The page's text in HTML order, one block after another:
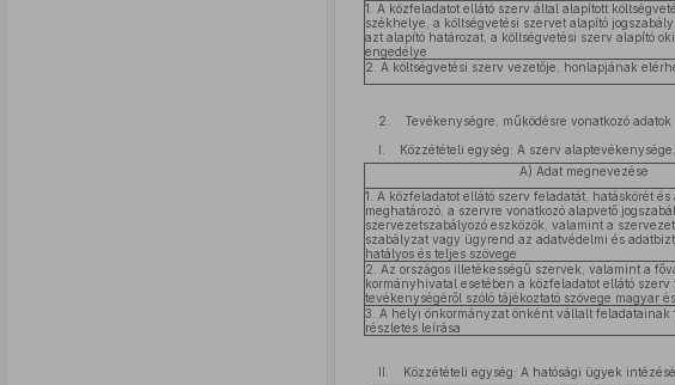
1. A közfeladatot ellátó szerv által alapított
székhelye, a költségvetési szervet alapító
azt alapító határozat, a költségvetési szerv alapító
engedélye
2. A költségvetési szerv vezetője, honlapjának
2. Tevékenységre, működésre vonatkozó adatok
I. Közzétételi egység: A szerv
A) Adat megnevezése
1. A közfeladatot ellátó szerv feladatát, hatáskörét
meghatározó, a szervre vonatkozó alapvető
szervezetszabályozó eszközök, valamint a
szabályzat vagy ügyrend az adatvédelmi és
hatályos és teljes szövege
2. Az országos illetékességű szervek, valamint a
kormányhivatal esetében a közfeladatot ellátó szerv
tevékenységéről szóló tájékoztató szövege magyar
3. A helyi önkormányzat önként vállalt feladatainak
részletes leírása
II. Közzétételi egység: A hatósági ügyek